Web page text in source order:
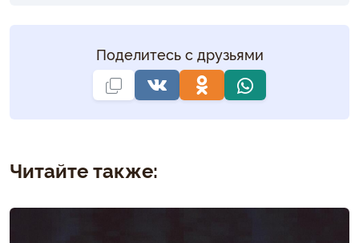
Поделитесь с друзьями
Читайте также: